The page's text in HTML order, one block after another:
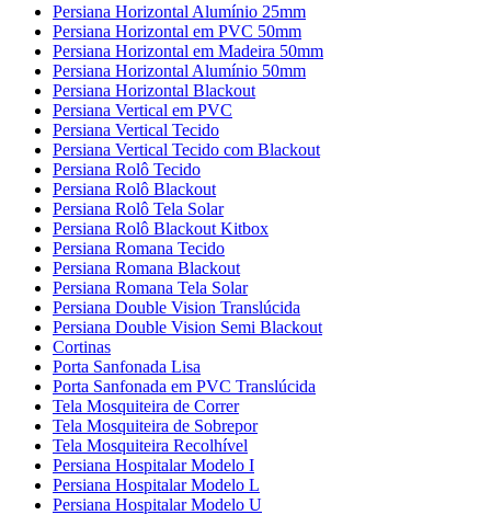
Persiana Horizontal Alumínio 25mm
Persiana Horizontal em PVC 50mm
Persiana Horizontal em Madeira 50mm
Persiana Horizontal Alumínio 50mm
Persiana Horizontal Blackout
Persiana Vertical em PVC
Persiana Vertical Tecido
Persiana Vertical Tecido com Blackout
Persiana Rolô Tecido
Persiana Rolô Blackout
Persiana Rolô Tela Solar
Persiana Rolô Blackout Kitbox
Persiana Romana Tecido
Persiana Romana Blackout
Persiana Romana Tela Solar
Persiana Double Vision Translúcida
Persiana Double Vision Semi Blackout
Cortinas
Porta Sanfonada Lisa
Porta Sanfonada em PVC Translúcida
Tela Mosquiteira de Correr
Tela Mosquiteira de Sobrepor
Tela Mosquiteira Recolhível
Persiana Hospitalar Modelo I
Persiana Hospitalar Modelo L
Persiana Hospitalar Modelo U